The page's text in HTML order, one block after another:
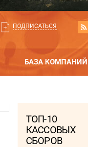
ПОДПИСАТЬСЯ
БАЗА КОМПАНИЙ
ТОП-10
КАССОВЫХ
СБОРОВ